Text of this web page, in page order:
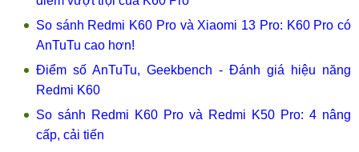
So sánh Redmi K60 Pro và Xiaomi 13 Pro: K60 Pro có
AnTuTu cao hơn!
Điểm số AnTuTu, Geekbench - Đánh giá hiệu năng
Redmi K60
So sánh Redmi K60 Pro và Redmi K50 Pro: 4 nâng
cấp, cải tiến